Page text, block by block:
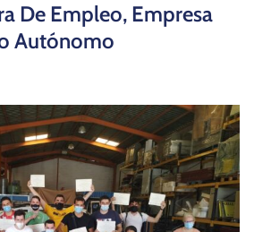
De Empleo, Empresa
Autónomo